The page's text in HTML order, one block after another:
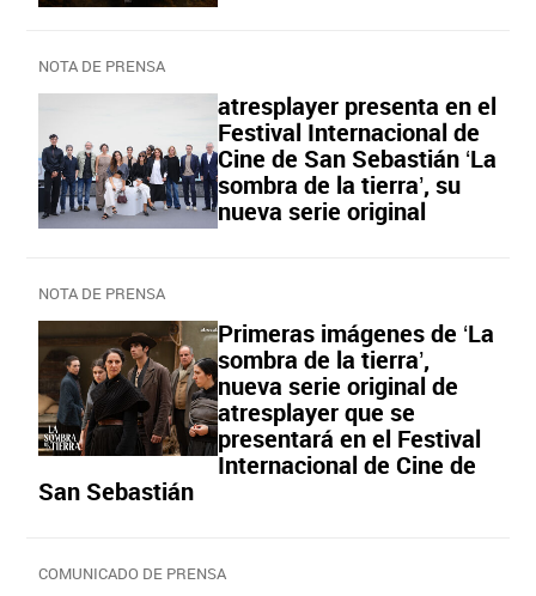
NOTA DE PRENSA
atresplayer presenta en el
Festival Internacional de
Cine de San Sebastián ‘La
sombra de la tierra’, su
nueva serie original
NOTA DE PRENSA
Primeras imágenes de ‘La
sombra de la tierra’,
nueva serie original de
atresplayer que se
presentará en el Festival
Internacional de Cine de
San Sebastián
COMUNICADO DE PRENSA